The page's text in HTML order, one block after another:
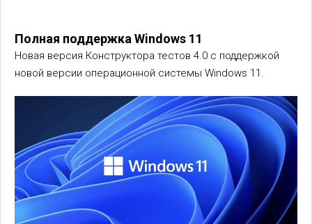
Полная поддержка Windows 11
Новая версия Конструктора тестов 4.0 с поддержкой
новой версии операционной системы Windows 11.